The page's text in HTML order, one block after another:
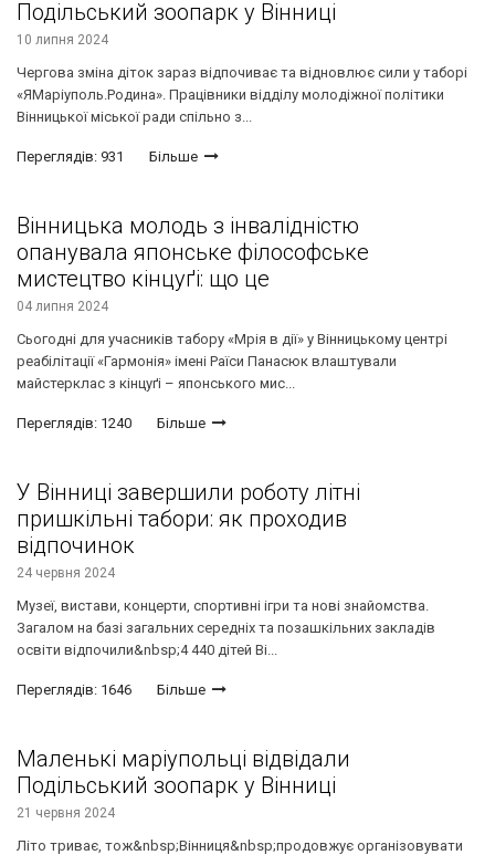
Подільський зоопарк у Вінниці
10 липня 2024
Чергова зміна діток зараз відпочиває та відновлює сили у таборі
«ЯМаріуполь.Родина». Працівники відділу молодіжної політики
Вінницької міської ради спільно з...
Переглядів: 931 Більше
Вінницька молодь з інвалідністю
опанувала японське філософське
мистецтво кінцуґі: що це
04 липня 2024
Сьогодні для учасників табору «Мрія в дії» у Вінницькому центрі
реабілітації «Гармонія» імені Раїси Панасюк влаштували
майстерклас з кінцуґі – японського мис...
Переглядів: 1240 Більше
У Вінниці завершили роботу літні
пришкільні табори: як проходив
відпочинок
24 червня 2024
Музеї, вистави, концерти, спортивні ігри та нові знайомства.
Загалом на базі загальних середніх та позашкільних закладів
освіти відпочили&nbsp;4 440 дітей Ві...
Переглядів: 1646 Більше
Маленькі маріупольці відвідали
Подільський зоопарк у Вінниці
21 червня 2024
Літо триває, тож&nbsp;Вінниця&nbsp;продовжує організовувати